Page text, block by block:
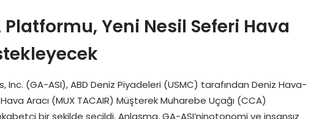
Platformu, Yeni Nesil Seferi Hava
(GA-ASI), ABD Deniz Piyadeleri (USMC) tarafından Deniz Hava-
Aracı (MUX TACAIR) Müşterek Muharebe Uçağı (CCA)
bir şekilde seçildi. Anlaşma, GA-ASI’ninotonomi ve insansız